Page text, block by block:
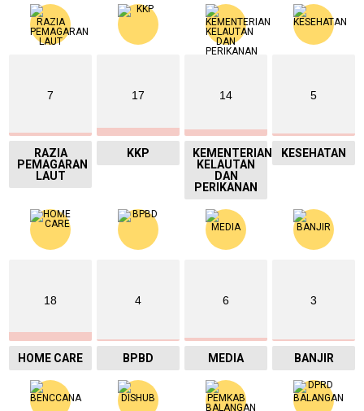
7
RAZIA
PEMAGARAN
LAUT
17
KKP
14
KEMENTERIAN
KELAUTAN
DAN
PERIKANAN
5
KESEHATAN
18
HOME CARE
4
BPBD
6
MEDIA
3
BANJIR